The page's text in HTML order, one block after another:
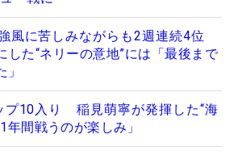
風に苦しみながらも2週連続4位
した“ネリーの意地”には「最後まで
プ10入り 稲見萌寧が発揮した“海
年間戦うのが楽しみ」